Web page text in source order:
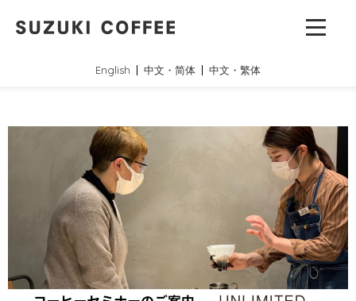
English 中文・简体 中文・繁体